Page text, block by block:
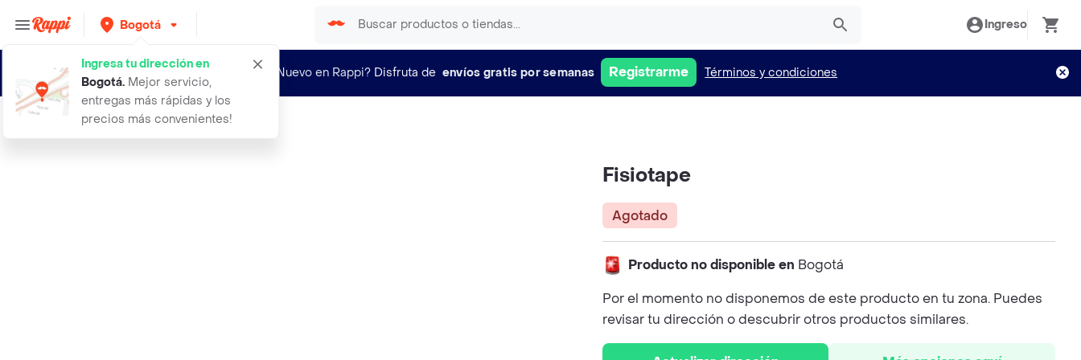
Bogotá
Ingresa tu dirección en
Bogotá. Mejor servicio,
entregas más rápidas y los
precios más convenientes!
Ingreso
¿Nuevo en Rappi? Disfruta de envíos gratis por semanas Registrarme Términos y condiciones
fisiotape
Fisiotape
Agotado
Producto no disponible en Bogotá
Por el momento no disponemos de este producto en tu zona. Puedes
revisar tu dirección o descubrir otros productos similares.